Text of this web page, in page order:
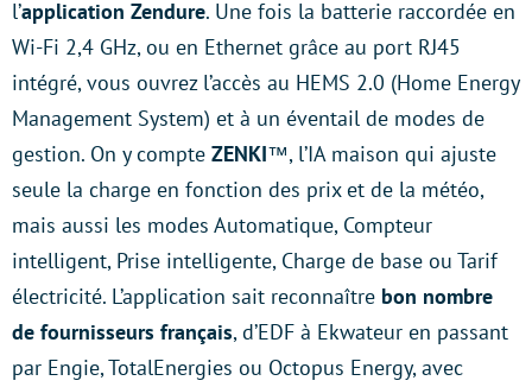
l’application Zendure. Une fois la batterie raccordée en
Wi-Fi 2,4 GHz, ou en Ethernet grâce au port RJ45
intégré, vous ouvrez l’accès au HEMS 2.0 (Home Energy
Management System) et à un éventail de modes de
gestion. On y compte ZENKI™, l’IA maison qui ajuste
seule la charge en fonction des prix et de la météo,
mais aussi les modes Automatique, Compteur
intelligent, Prise intelligente, Charge de base ou Tarif
électricité. L’application sait reconnaître bon nombre
de fournisseurs français, d’EDF à Ekwateur en passant
par Engie, TotalEnergies ou Octopus Energy, avec